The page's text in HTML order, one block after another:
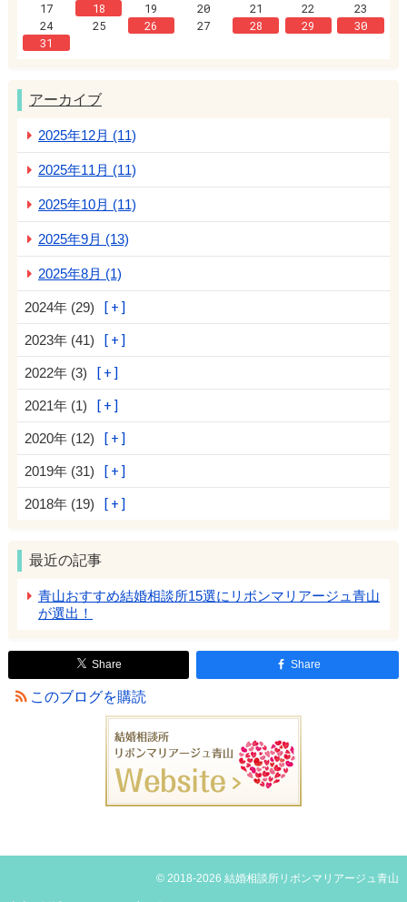
17
18 19 20 21 22
23
24
25 26 27 28 29
30
31
アーカイブ
2025年12月 (11)
2025年11月 (11)
2025年10月 (11)
2025年9月 (13)
2025年8月 (1)
2024年 (29)
2023年 (41)
2022年 (3)
2021年 (1)
2020年 (12)
2019年 (31)
2018年 (19)
最近の記事
青山おすすめ結婚相談所15選にリボンマリアージュ青山
が選出！
Share Share
このブログを購読
© 2018-2026 結婚相談所リボンマリアージュ青山